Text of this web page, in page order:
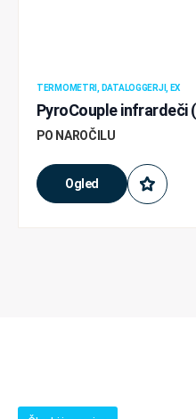
TERMOMETRI, DATALOGGERJI, EX
PyroCouple infrardeči
Ogled
PO NAROČILU